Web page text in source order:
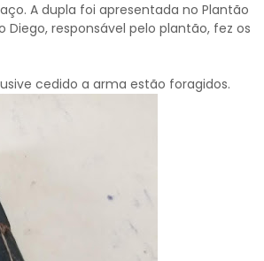
A dupla foi apresentada no Plantão
Diego, responsável pelo plantão, fez os
cedido a arma estão foragidos.